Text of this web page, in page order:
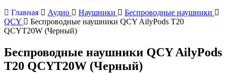
Главная
Аудио Наушники
Беспроводные наушники
QCY
Беспроводные наушники QCY AilyPods T20
QCYT20W (Черный)
Беспроводные наушники QCY AilyPods
T20 QCYT20W (Черный)